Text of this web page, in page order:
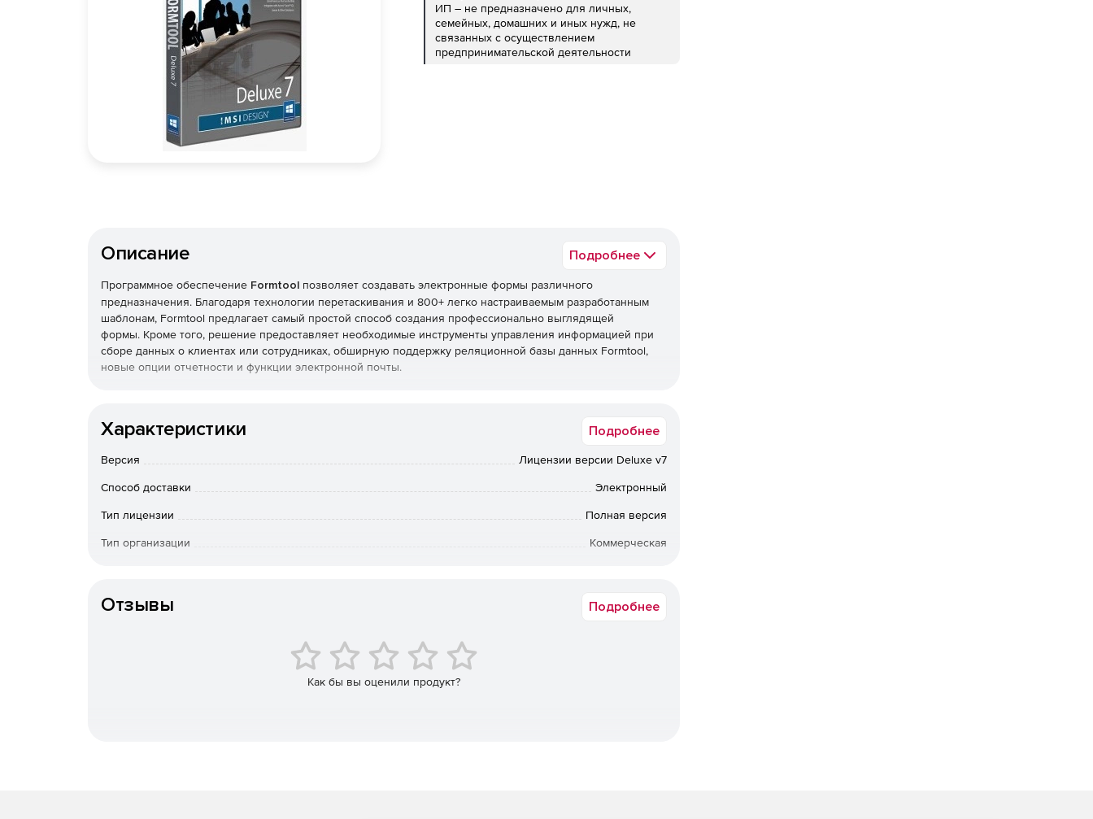
ИП – не предназначено для личных,
семейных, домашних и иных нужд, не
связанных с осуществлением
предпринимательской деятельности
Описание Подробнее
Программное обеспечение Formtool позволяет создавать электронные формы различного
предназначения. Благодаря технологии перетаскивания и 800+ легко настраиваемым разработанным
шаблонам, Formtool предлагает самый простой способ создания профессионально выглядящей
формы. Кроме того, решение предоставляет необходимые инструменты управления информацией при
сборе данных о клиентах или сотрудниках, обширную поддержку реляционной базы данных Formtool,
новые опции отчетности и функции электронной почты.
Характеристики Подробнее
Версия Лицензии версии Deluxe v7
Способ доставки Электронный
Тип лицензии Полная версия
Тип организации Коммерческая
Отзывы Подробнее
Как бы вы оценили продукт?